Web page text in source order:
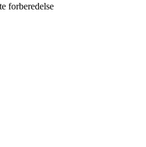
forberedelse